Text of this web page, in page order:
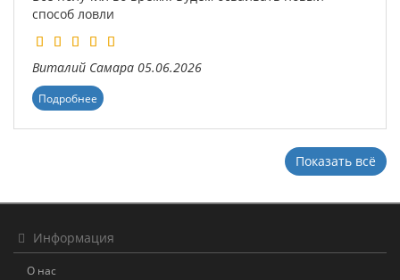
способ ловли
Виталий Самара 05.06.2026
Подробнее
Показать всё
Информация
О нас